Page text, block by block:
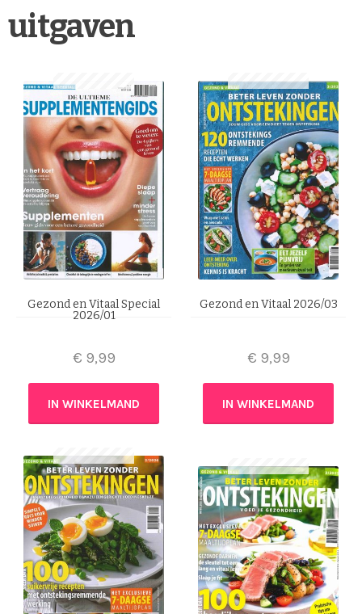
uitgaven
Gezond en Vitaal Special
2026/01
€ 9,99
IN WINKELMAND
Gezond en Vitaal 2026/03
€ 9,99
IN WINKELMAND